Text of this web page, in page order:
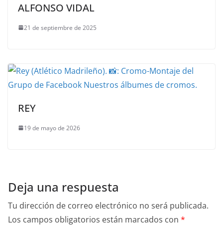
ALFONSO VIDAL
21 de septiembre de 2025
REY
19 de mayo de 2026
Deja una respuesta
Tu dirección de correo electrónico no será publicada.
Los campos obligatorios están marcados con *